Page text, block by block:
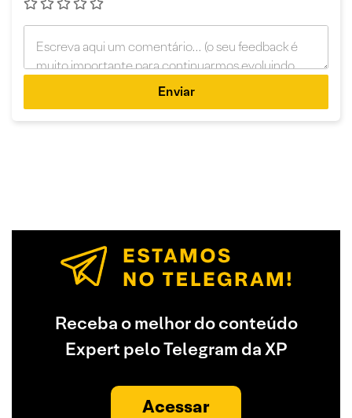
Enviar
Receba o melhor do conteúdo
Expert pelo Telegram da XP
Acessar